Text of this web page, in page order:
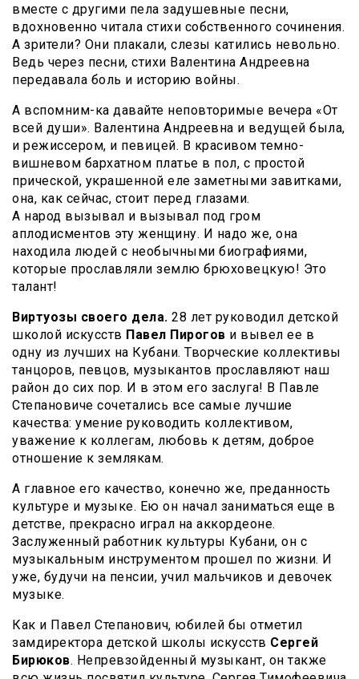
вместе с другими пела задушевные песни,
вдохновенно читала стихи собственного сочинения.
А зрители? Они плакали, слезы катились невольно.
Ведь через песни, стихи Валентина Андреевна
передавала боль и историю войны.
А вспомним-ка давайте неповторимые вечера «От
всей души». Валентина Андреевна и ведущей была,
и режиссером, и певицей. В красивом темно-
вишневом бархатном платье в пол, с простой
прической, украшенной еле заметными завитками,
она, как сейчас, стоит перед глазами.
А народ вызывал и вызывал под гром
аплодисментов эту женщину. И надо же, она
находила людей с необычными биографиями,
которые прославляли землю брюховецкую! Это
талант!
Виртуозы своего дела. 28 лет руководил детской
школой искусств Павел Пирогов и вывел ее в
одну из лучших на Кубани. Творческие коллективы
танцоров, певцов, музыкантов прославляют наш
район до сих пор. И в этом его заслуга! В Павле
Степановиче сочетались все самые лучшие
качества: умение руководить коллективом,
уважение к коллегам, любовь к детям, доброе
отношение к землякам.
А главное его качество, конечно же, преданность
культуре и музыке. Ею он начал заниматься еще в
детстве, прекрасно играл на аккордеоне.
Заслуженный работник культуры Кубани, он с
музыкальным инструментом прошел по жизни. И
уже, будучи на пенсии, учил мальчиков и девочек
музыке.
Как и Павел Степанович, юбилей бы отметил
замдиректора детской школы искусств Сергей
Бирюков. Непревзойденный музыкант, он также